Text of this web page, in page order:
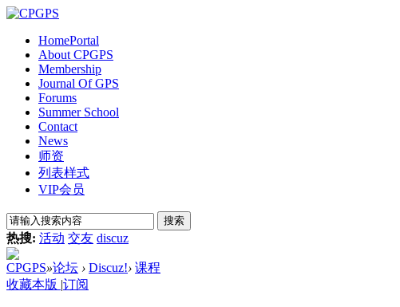
HomePortal
About CPGPS
Membership
Journal Of GPS
Forums
Summer School
Contact
News
师资
列表样式
VIP会员
搜索
热搜: 活动 交友 discuz
CPGPS»论坛 › Discuz!› 课程
收藏本版 |订阅